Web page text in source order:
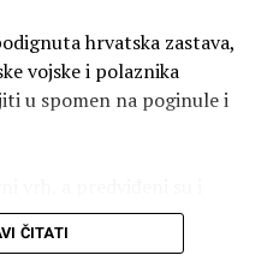
hrvatska zastava,
vojske i polaznika
u spomen na poginule i
vojske i policije te letački
ČITATI